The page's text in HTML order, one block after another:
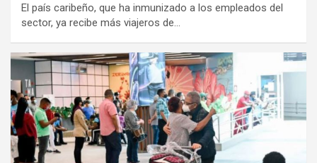
El país caribeño, que ha inmunizado a los empleados del
sector, ya recibe más viajeros de…